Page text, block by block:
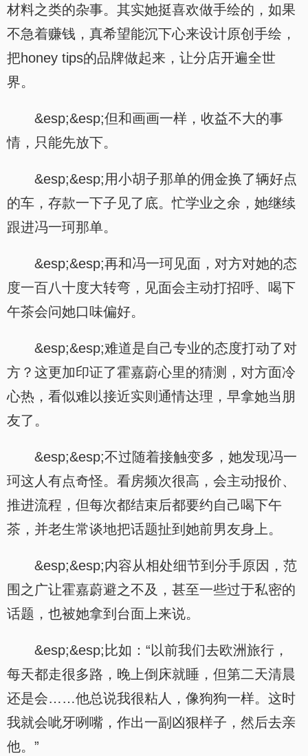
材料之类的杂事。其实她挺喜欢做手绘的，如果
不急着赚钱，真希望能沉下心来设计原创手绘，
把honey tips的品牌做起来，让分店开遍全世
界。
&esp;&esp;但和画画一样，收益不大的事
情，只能先放下。
&esp;&esp;用小胡子那单的佣金换了辆好点
的车，存款一下子见了底。忙学业之余，她继续
跟进冯一珂那单。
&esp;&esp;再和冯一珂见面，对方对她的态
度一百八十度大转弯，见面会主动打招呼、喝下
午茶会问她口味偏好。
&esp;&esp;难道是自己专业的态度打动了对
方？这更加印证了霍嘉蔚心里的猜测，对方面冷
心热，看似难以接近实则通情达理，早拿她当朋
友了。
&esp;&esp;不过随着接触变多，她发现冯一
珂这人有点奇怪。看房频次很高，会主动报价、
推进流程，但每次都结束后都要约自己喝下午
茶，并老生常谈地把话题扯到她前男友身上。
&esp;&esp;内容从相处细节到分手原因，范
围之广让霍嘉蔚避之不及，甚至一些过于私密的
话题，也被她拿到台面上来说。
&esp;&esp;比如：“以前我们去欧洲旅行，
每天都走很多路，晚上倒床就睡，但第二天清晨
还是会……他总说我很粘人，像狗狗一样。这时
我就会呲牙咧嘴，作出一副凶狠样子，然后去亲
他。”